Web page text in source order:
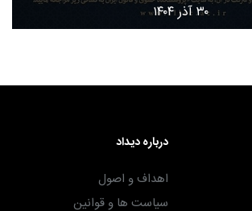
۳۰ آذر ۱۴۰۴
درباره دیداد
اهداف و اصول
سیاست ها و قوانین